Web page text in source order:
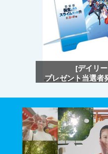
[デイリ
プレゼント当選者